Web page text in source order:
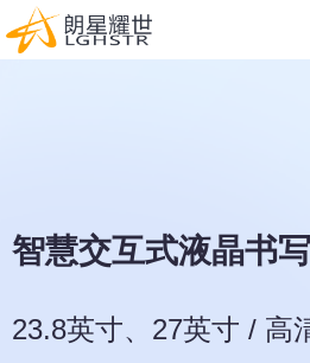
智慧交互式液晶书
23.8英寸、27英寸 / 高